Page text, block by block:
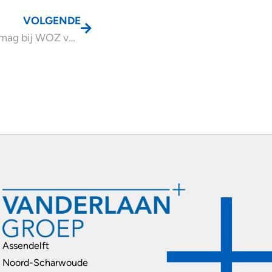
VOLGENDE
Gemeente mag bij WOZ vergelijkbare woningen wijzigen
Assendelft
Noord-Scharwoude